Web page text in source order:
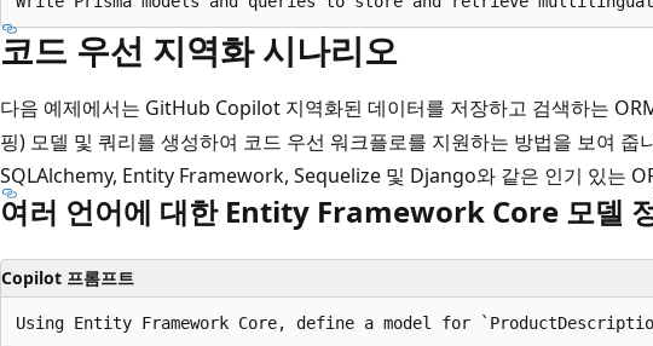
코드 우선 지역화 시나리오
다음 예제에서는 GitHub Copilot 지역화된 데이터를 저장하고 검색하는
핑) 모델 및 쿼리를 생성하여 코드 우선 워크플로를 지원하는 방법을 보여 줍
SQLAlchemy, Entity Framework, Sequelize 및 Django와 같은 인기 있는
여러 언어에 대한 Entity Framework Core 모델
Copilot 프롬프트